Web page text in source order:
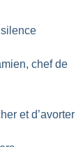
chef de
et d’avorter